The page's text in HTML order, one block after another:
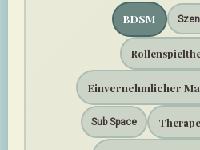
BDSM
Einvernehmlicher
Sub Space